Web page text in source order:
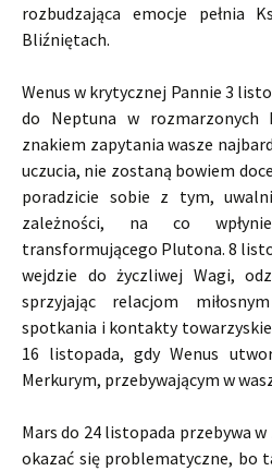
rozbudzająca emocje pełnia
Bliźniętach.
Wenus w krytycznej Pannie 3
do Neptuna w rozmarzonych
znakiem zapytania wasze
uczucia, nie zostaną bowiem
poradzicie sobie z tym,
zależności, na co
transformującego Plutona. 8
wejdzie do życzliwej Wagi,
sprzyjając relacjom
spotkania i kontakty towarzyskie
16 listopada, gdy Wenus
Merkurym, przebywającym w
Mars do 24 listopada przebywa
okazać się problematyczne, bo